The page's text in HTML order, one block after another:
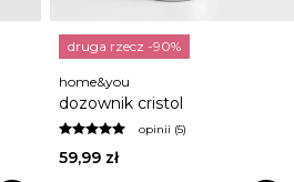
druga rzecz -90%
home&you
dozownik cristol
opinii (5)
59,99 zł